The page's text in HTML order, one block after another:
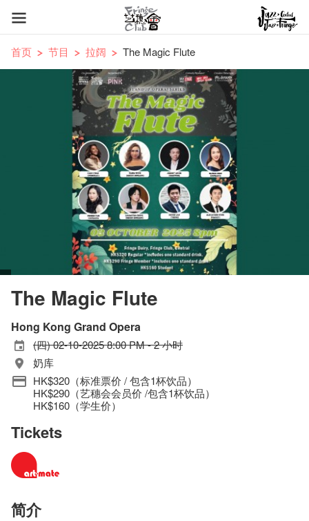
首页 节目 拉阔 The Magic Flute
The Magic Flute
Hong Kong Grand Opera
(四) 02-10-2025 8:00 PM - 2 小时
奶库
HK$320（标准票价 / 包含1杯饮品）
HK$290（艺穗会会员价 /包含1杯饮品）
HK$160（学生价）
Tickets
简介